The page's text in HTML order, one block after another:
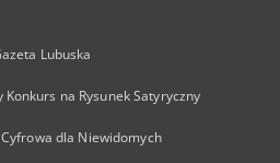
Lubuska
na Rysunek Satyryczny
dla Niewidomych